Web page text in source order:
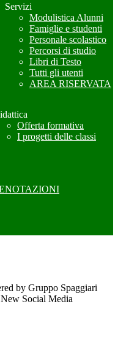
Servizi
Modulistica Alunni
Famiglie e studenti
Personale scolastico
Percorsi di studio
Libri di Testo
Tutti gli utenti
AREA RISERVATA
Offerta formativa
I progetti delle classi
by Gruppo Spaggiari
Social Media